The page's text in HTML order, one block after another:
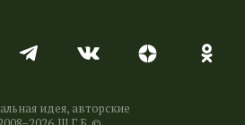
идея, авторские